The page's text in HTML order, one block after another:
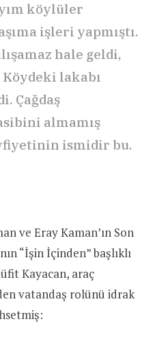
köylüler
işleri yapmıştı.
hale geldi,
lakabı
Çağdaş
almamış
ismidir bu.
ve Eray Kaman’ın Son
“İşin İçinden” başlıklı
Kayacan, araç
vatandaş rolünü idrak